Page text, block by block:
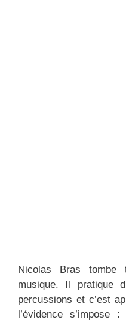
Nicolas Bras
musique. Il pratique
percussions et c’est
l’évidence